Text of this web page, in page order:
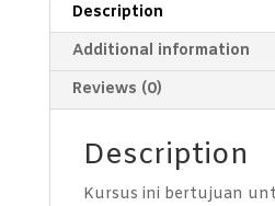
Description
Additional information
Reviews (0)
Description
Kursus ini bertujuan